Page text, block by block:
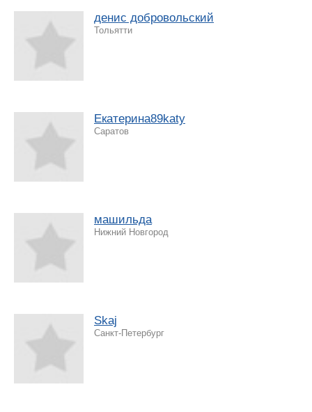
денис добровольский
Тольятти
Екатерина89katy
Саратов
машильда
Нижний Новгород
Skaj
Санкт-Петербург